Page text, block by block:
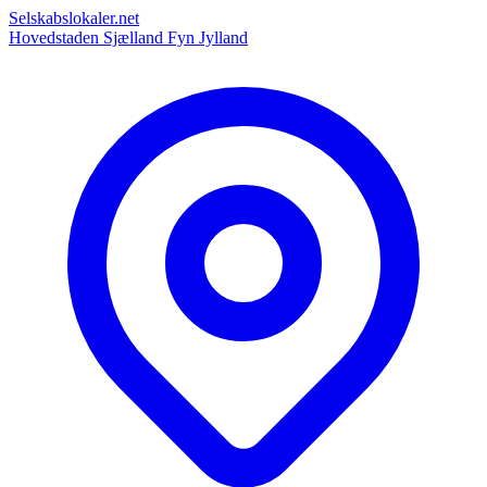
Selskabslokaler.net
Hovedstaden Sjælland Fyn Jylland